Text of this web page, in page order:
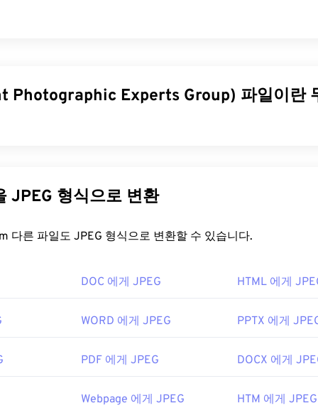
Photographic Experts Group) 파일이란
가 비교적 작아 인터넷 전송 및 웹사이트 사용에 매우 적합합
사용하면 파일 크기를 최대 80%까지 줄일 수 있습니다!
필요하다면JPG를 WebP로변환할 수 있습니다. WebP는 최신
어떻게 여나요?
클릭하면 기본 이미지 뷰어, 이미지 편집기 또는 웹 브라우저
와 같은 Mac OS 애플리케이션에서 자동으로 열립니다.
다른 파일을 JPEG 형식으로 변환
FreeConvert.com 다른 파일도 JPEG 형식으로 변환할 수 있습니다.
DOC 에게 JPEG HTML 에게
WORD 에게 JPEG PPTX 에게
PDF 에게 JPEG DOCX 에게
Webpage 에게 JPEG HTM 에게 JPEG